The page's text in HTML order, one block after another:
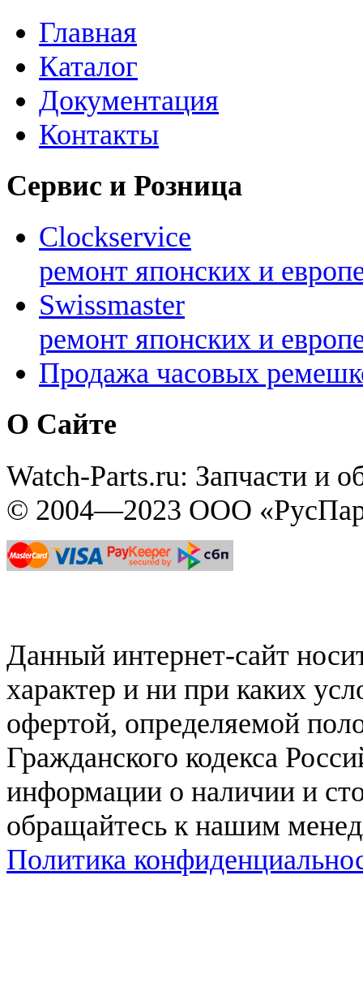
Главная
Каталог
Документация
Контакты
Сервис и Розница
Clockservice
ремонт японских и
Swissmaster
ремонт японских и
Продажа часовых
О Сайте
Watch-Parts.ru: Запчасти и
© 2004—2023 ООО
Данный интернет-сайт
характер и ни при каких
офертой, определяемой
Гражданского кодекса
информации о наличии и
обращайтесь к нашим
Политика